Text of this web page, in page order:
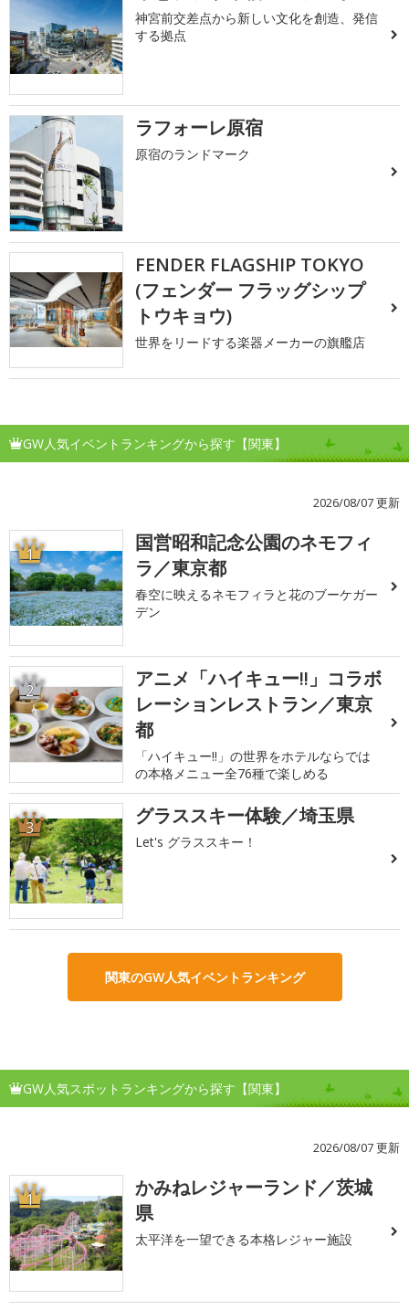
神宮前交差点から新しい文化を創造、発信
する拠点
ラフォーレ原宿
原宿のランドマーク
FENDER FLAGSHIP TOKYO
(フェンダー フラッグシップ
トウキョウ)
世界をリードする楽器メーカーの旗艦店
GW人気イベントランキングから探す【関東】
2026/08/07 更新
1
国営昭和記念公園のネモフィ
ラ／東京都
春空に映えるネモフィラと花のブーケガー
デン
2
アニメ「ハイキュー!!」コラボ
レーションレストラン／東京
都
「ハイキュー!!」の世界をホテルならでは
の本格メニュー全76種で楽しめる
3 グラススキー体験／埼玉県
Let's グラススキー！
関東のGW人気イベントランキング
GW人気スポットランキングから探す【関東】
2026/08/07 更新
1
かみねレジャーランド／茨城
県
太平洋を一望できる本格レジャー施設